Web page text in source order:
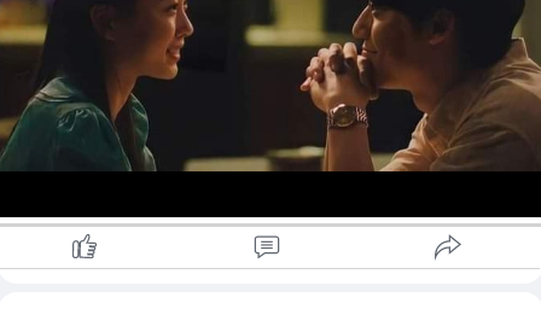
ယ်ပေါင်းသင်းဆက်ဆံရေးမဆို
ယ်ဟာ အမြဲလိပ်ပြာလုံတယ်။
ဝထဲ ဝင်လာတဲ့လူတိုင်းကို မေတ္တာစစ်တွေသာပေးခဲ့တာမို့
ကြောင်းဖန်လို့ နှုတ်ဆက်ခွဲခွာသွားရင်တောင်
ယ့်မှာ မျက်နှာပူတယ်ဆိုတာမျိုး မခံစားရဘူး။
စ်ခုတော့ရှိတာပေါ့နော်။
ြန်ရဖို့တော့ ခက်လိမ့်မယ်။ 🖤